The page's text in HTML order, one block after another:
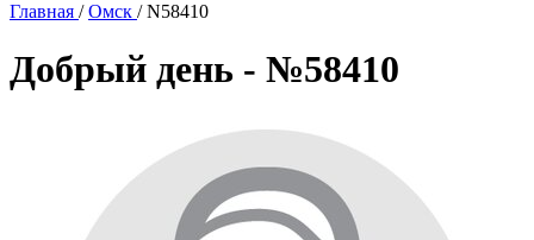
Главная / Омск /N58410
Добрый день - №58410